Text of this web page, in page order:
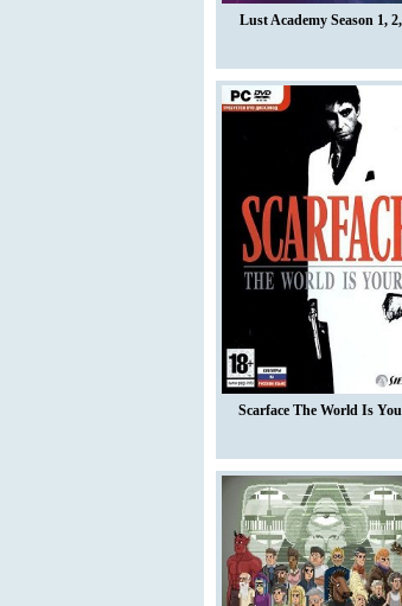
Lust Academy Season 1,
Scarface The World Is